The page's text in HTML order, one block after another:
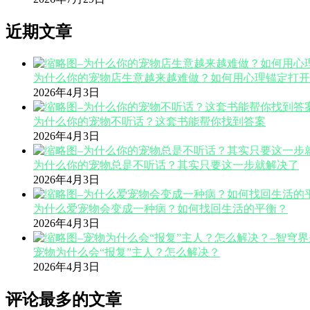
近期文章
为什么你的宠物店生意越来越难做？如何用心理锚定打
2026年4月3日
为什么你的宠物不听话？这套书能帮你找到答案
2026年4月3日
为什么你的宠物总是不听话？其实只要这一步就解决了
2026年4月3日
为什么爱宠物会变成一种病？如何找回生活的平衡？
2026年4月3日
宠物为什么会“报复”主人？怎么解决？
2026年4月3日
评论最多的文章